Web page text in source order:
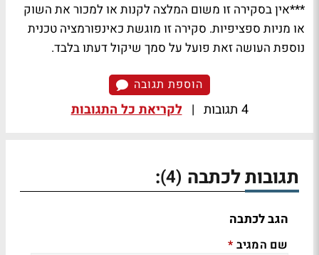
***אין בסקירה זו משום המלצה לקנות או למכור את השוק
או מניות ספציפיות. סקירה זו מוגשת כאינפורמציה טכנית
נוספת העושה זאת פועל על סמך שיקול דעתו בלבד.
הוספת תגובה
4 תגובות | לקריאת כל התגובות
תגובות לכתבה (4)
:
הגב לכתבה
שם המגיב *